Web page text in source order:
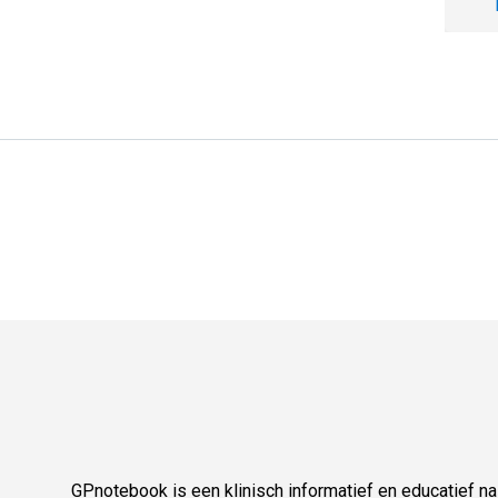
GPnotebook is een klinisch informatief en educatief